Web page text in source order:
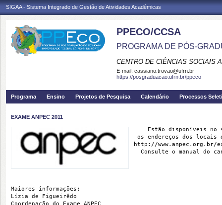
SIGAA - Sistema Integrado de Gestão de Atividades Acadêmicas
PPECO/CCSA
PROGRAMA DE PÓS-
CENTRO DE CIÊNCIAS SOCIAIS
E-mail: cassiano.trovao@ufrn.br
https://posgraduacao.ufrn.br/ppeco
Programa Ensino Projetos de Pesquisa Calendário Processos
EXAME ANPEC 2011
Estão disponíveis no
os endereços dos
http://www.anpec.org.br/
Consulte o manual do
Maiores informações:
Lízia de Figueirêdo